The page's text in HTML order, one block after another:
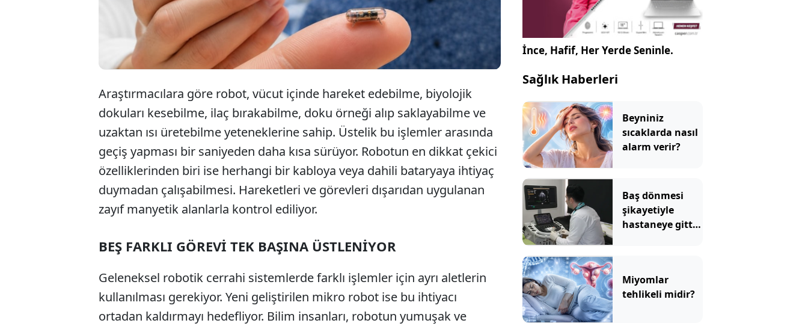
Araştırmacılara göre robot, vücut içinde hareket edebilme, biyolojik
dokuları kesebilme, ilaç bırakabilme, doku örneği alıp saklayabilme ve
uzaktan ısı üretebilme yeteneklerine sahip. Üstelik bu işlemler arasında
geçiş yapması bir saniyeden daha kısa sürüyor. Robotun en dikkat çekici
özelliklerinden biri ise herhangi bir kabloya veya dahili bataryaya ihtiyaç
duymadan çalışabilmesi. Hareketleri ve görevleri dışarıdan uygulanan
zayıf manyetik alanlarla kontrol ediliyor.
BEŞ FARKLI GÖREVİ TEK BAŞINA ÜSTLENİYOR
Geleneksel robotik cerrahi sistemlerde farklı işlemler için ayrı aletlerin
kullanılması gerekiyor. Yeni geliştirilen mikro robot ise bu ihtiyacı
ortadan kaldırmayı hedefliyor. Bilim insanları, robotun yumuşak ve
İnce, Hafif, Her Yerde Seninle.
Sağlık Haberleri
Beyniniz
sıcaklarda nasıl
alarm verir?
Baş dönmesi
şikayetiyle
hastaneye gitti:
Miyomlar
tehlikeli midir?